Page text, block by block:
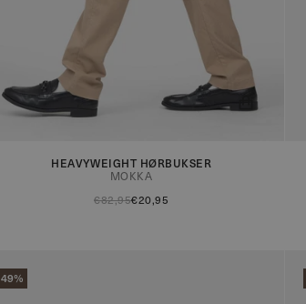
Du får nu besked når produktet er på lager!
HEAVYWEIGHT HØRBUKSER
MOKKA
€82,95€20,95
49%